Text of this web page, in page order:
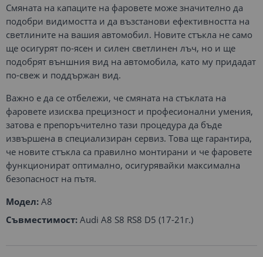
Смяната на капаците на фаровете може значително да
подобри видимостта и да възстанови ефективността на
светлините на вашия автомобил. Новите стъкла не само
ще осигурят по-ясен и силен светлинен лъч, но и ще
подобрят външния вид на автомобила, като му придадат
по-свеж и поддържан вид.
Важно е да се отбележи, че смяната на стъклата на
фаровете изисква прецизност и професионални умения,
затова е препоръчително тази процедура да бъде
извършена в специализиран сервиз. Това ще гарантира,
че новите стъкла са правилно монтирани и че фаровете
функционират оптимално, осигурявайки максимална
безопасност на пътя.
Модел: A8
Съвместимост: Audi A8 S8 RS8 D5 (17-21г.)